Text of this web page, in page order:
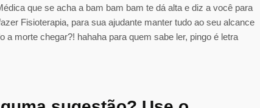
que se acha a bam bam bam te dá alta e diz a você para
Fisioterapia, para sua ajudante manter tudo ao seu alcance
a morte chegar?! hahaha para quem sabe ler, pingo é letra